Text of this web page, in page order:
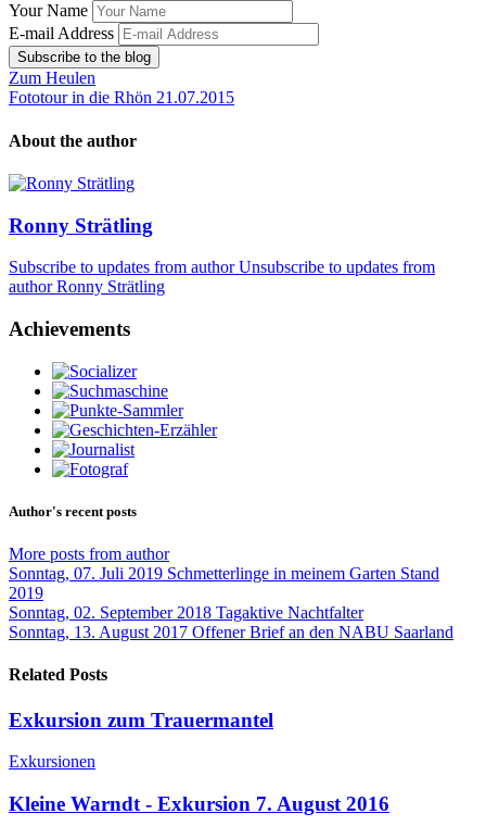
Your Name
E-mail Address
Subscribe to the blog
Zum Heulen
Fototour in die Rhön 21.07.2015
About the author
Ronny Strätling
Subscribe to updates from author Unsubscribe to updates from
author Ronny Strätling
Achievements
Author's recent posts
More posts from author
Sonntag, 07. Juli 2019 Schmetterlinge in meinem Garten Stand
2019
Sonntag, 02. September 2018 Tagaktive Nachtfalter
Sonntag, 13. August 2017 Offener Brief an den NABU Saarland
Related Posts
Exkursion zum Trauermantel
Exkursionen
Kleine Warndt - Exkursion 7. August 2016